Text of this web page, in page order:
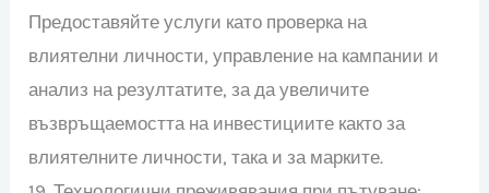
Предоставяйте услуги като проверка на
влиятелни личности, управление на кампании и
анализ на резултатите, за да увеличите
възвръщаемостта на инвестициите както за
влиятелните личности, така и за марките.